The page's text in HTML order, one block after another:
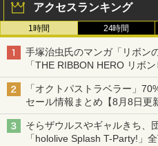
アクセスランキング
1時間 24時間
手塚治虫氏のマンガ「リボン
「THE RIBBON HERO リボ
「オクトパストラベラー」
セール情報まとめ【8月8日更
ニンテンドーeショップでは
そらザウルスやギャルきち、
「hololive Splash T-Party!」